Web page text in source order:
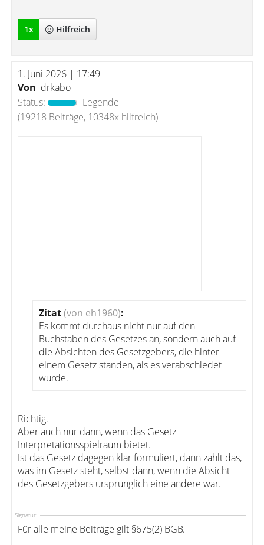
1x Hilfreich
1. Juni 2026 | 17:49
Von drkabo
Status:
Legende
(19218 Beiträge, 10348x hilfreich)
Zitat(von eh1960):
Es kommt durchaus nicht nur auf den
Buchstaben des Gesetzes an, sondern auch auf
die Absichten des Gesetzgebers, die hinter
einem Gesetz standen, als es verabschiedet
wurde.
Richtig.
Aber auch nur dann, wenn das Gesetz
Interpretationsspielraum bietet.
Ist das Gesetz dagegen klar formuliert, dann zählt das,
was im Gesetz steht, selbst dann, wenn die Absicht
des Gesetzgebers ursprünglich eine andere war.
Signatur:
Für alle meine Beiträge gilt §675(2) BGB.